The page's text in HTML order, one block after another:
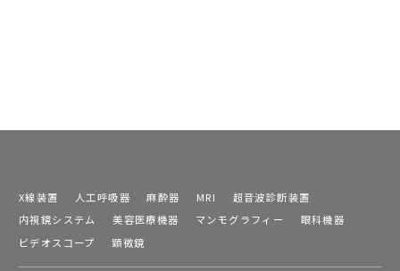
X線装置 人工呼吸器 麻酔器 MRI
超音波診断装置
内視鏡システム
美容医療機器 マンモグラフィー
眼科機器
ビデオスコープ
顕微鏡